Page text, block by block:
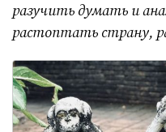
разучить думать и
растоптать страну,